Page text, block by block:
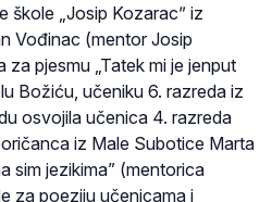
škole „Josip Kozaracˮ iz
Vođinac (mentor Josip
pjesmu „Tatek mi je jenput
Božiću, učeniku 6. razreda iz
osvojila učenica 4. razreda
iz Male Subotice Marta
sim jezikima” (mentorica
za poeziju učenicama i